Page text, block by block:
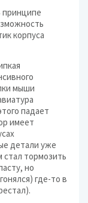
принципе
корпуса
мыши
падает
имеет
детали уже
тормозить
но
где-то в